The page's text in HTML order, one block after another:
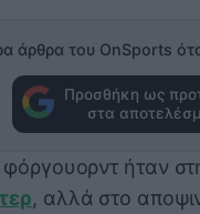
άρθρα του OnSports
Προσθήκη ως
στα
ήταν
, αλλά στο